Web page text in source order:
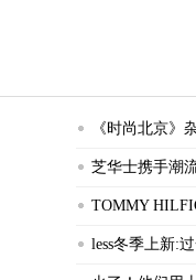
《时尚北京》
芝华士携手潮
TOMMY
less冬季上新: